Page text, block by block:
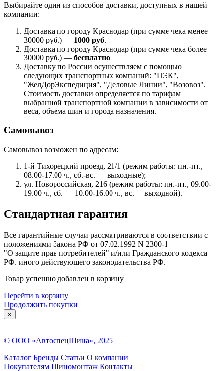
Выбирайте один из способов доставки, доступных в нашей
компании:
Доставка по городу Краснодар (при сумме чека менее
30000 руб.) — 1000 руб.
Доставка по городу Краснодар (при сумме чека более
30000 руб.) — бесплатно.
Доставку по России осуществляем с помощью
следующих транспортных компаний: "ПЭК",
"ЖелДорЭкспедиция", "Деловые Линии", "Возовоз".
Стоимость доставки определяется по тарифам
выбранной транспортной компании в зависимости от
веса, объема шин и города назначения.
Самовывоз
Самовывоз возможен по адресам:
1-й Тихорецкий проезд, 21/1 (режим работы: пн.-пт.,
08.00-17.00 ч., сб.-вс. — выходные);
ул. Новороссийская, 216 (режим работы: пн.-пт., 09.00-
19.00 ч., сб. — 10.00-16.00 ч., вс. —выходной).
Стандартная гарантия
Все гарантийные случаи рассматриваются в соответствии с
положениями Закона РФ от 07.02.1992 N 2300-1
"О защите прав потребителей" и/или Гражданского кодекса
РФ, иного действующего законодательства РФ.
Товар успешно добавлен в корзину
Перейти в корзину
Продолжить покупки
×
© ООО «АвтоспецШина», 2025
Каталог Бренды Статьи О компании
Покупателям Шиномонтаж Контакты